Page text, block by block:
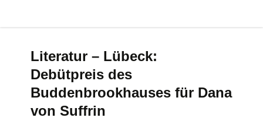
Literatur – Lübeck:
Debütpreis des
Buddenbrookhauses für Dana
von Suffrin